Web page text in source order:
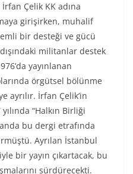
Çelik KK adına
girişirken, muhalif
bir desteği ve gücü
militanlar destek
yayınlanan
örgütsel bölünme
ayrılır. İrfan Çelik’in
“Halkın Birliği
bu dergi etrafında
Ayrılan İstanbul
bir yayın çıkartacak, bu
sürdürecekti.